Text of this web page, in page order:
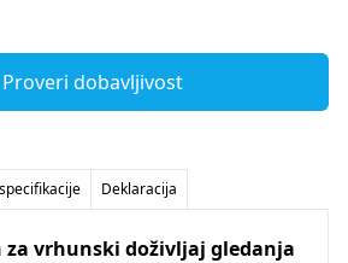
Proveri dobavljivost
Deklaracija
za vrhunski doživljaj gledanja